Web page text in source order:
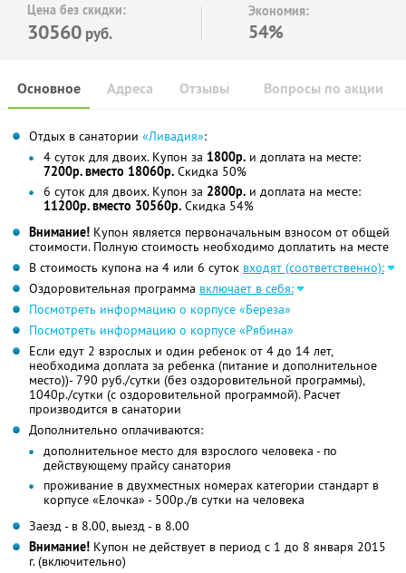
Цена без скидки:
30560 руб.
Экономия:
54%
Основное Отзывы Вопросы по акции
Адреса
Отдых в санатории «Ливадия»:
4 суток для двоих. Купон за 1800р. и доплата на месте:
7200р. вместо 18060р. Скидка 50%
6 суток для двоих. Купон за 2800р. и доплата на месте:
11200р. вместо 30560р. Скидка 54%
Внимание! Купон является первоначальным взносом от общей
стоимости. Полную стоимость необходимо доплатить на месте
В стоимость купона на 4 или 6 суток входят (соответственно):
Оздоровительная программа включает в себя:
Посмотреть информацию о корпусе «Береза»
Посмотреть информацию о корпусе «Рябина»
Если едут 2 взрослых и один ребенок от 4 до 14 лет,
необходима доплата за ребенка (питание и дополнительное
место))- 790 руб./сутки (без оздоровительной программы),
1040р./сутки (с оздоровительной программой). Расчет
производится в санатории
Дополнительно оплачиваются:
дополнительное место для взрослого человека - по
действующему прайсу санатория
проживание в двухместных номерах категории стандарт в
корпусе «Елочка» - 500р./в сутки на человека
Заезд - в 8.00, выезд - в 8.00
Внимание! Купон не действует в период с 1 до 8 января 2015
г. (включительно)